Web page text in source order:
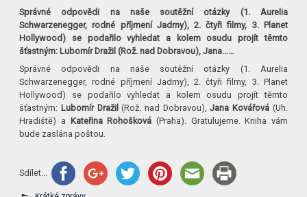
Správné odpovědi na naše soutěžní otázky (1. Aurelia
Schwarzenegger, rodné příjmení Jadrny), 2. čtyři filmy, 3. Planet
Hollywood) se podařilo vyhledat a kolem osudu projít těmto
šťastným: Lubomír Dražil (Rož. nad Dobravou), Jana……
Správné odpovědi na naše soutěžní otázky (1. Aurelia
Schwarzenegger, rodné příjmení Jadrny), 2. čtyři filmy, 3. Planet
Hollywood) se podařilo vyhledat a kolem osudu projít těmto
šťastným: Lubomír Dražil(Rož. nad Dobravou),Jana Kovářová (Uh.
Hradiště) a Kateřina Rohošková (Praha). Gratulujeme. Kniha vám
bude zaslána poštou.
Sdílet...